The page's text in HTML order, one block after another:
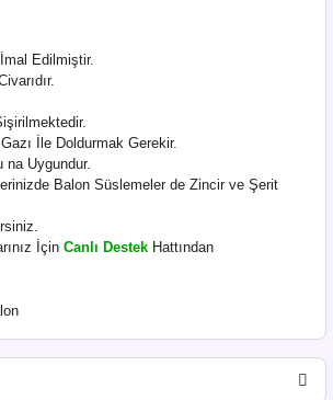
Edilmiştir.
İle Doldurmak Gerekir.
na Uygundur.
Balon Süslemeler de Zincir ve Şerit
İçin Canlı Destek Hattından